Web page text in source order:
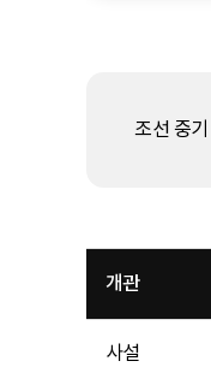
조선 중
개관
사설